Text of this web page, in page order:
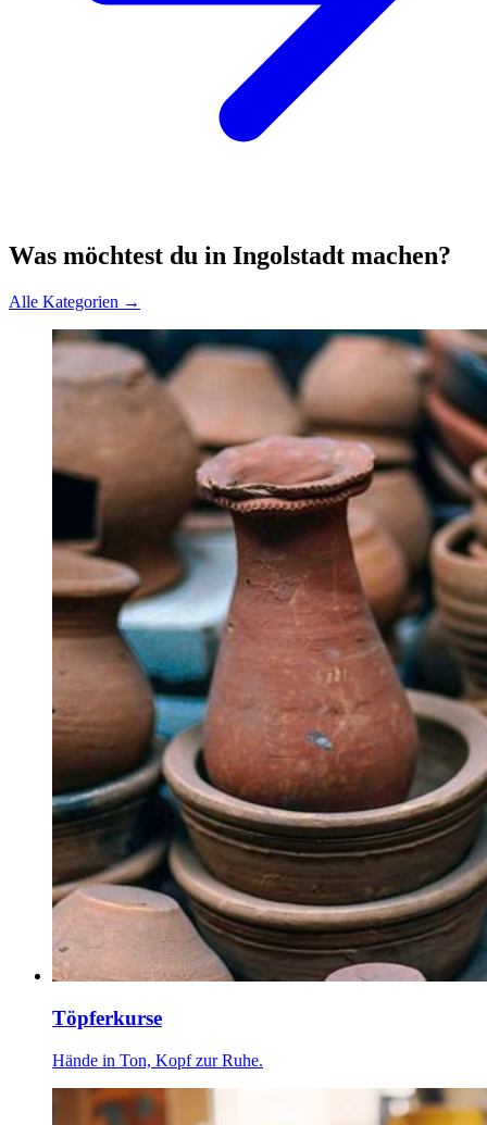
Was möchtest du in Ingolstadt machen?
Alle Kategorien →
Töpferkurse
Hände in Ton, Kopf zur Ruhe.